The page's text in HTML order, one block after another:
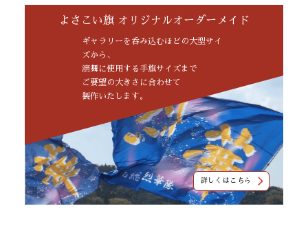
よさこい旗 オリジナルオーダーメイド
ギャラリーを呑み込むほどの大型サイ
ズから、
演舞に使用する手旗サイズまで
ご要望の大きさに合わせて
製作いたします。
詳しくはこちら